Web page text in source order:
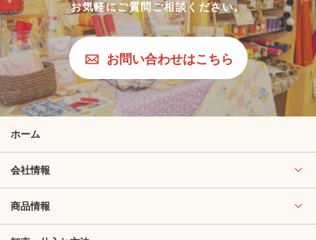
お気軽にご質問ご相談ください。
お問い合わせはこちら
ホーム
会社情報
商品情報